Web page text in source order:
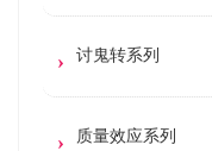
讨鬼转系列
质量效应系列